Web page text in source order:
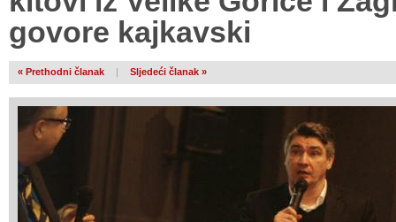
govore kajkavski
« Prethodni članak | Sljedeći članak »